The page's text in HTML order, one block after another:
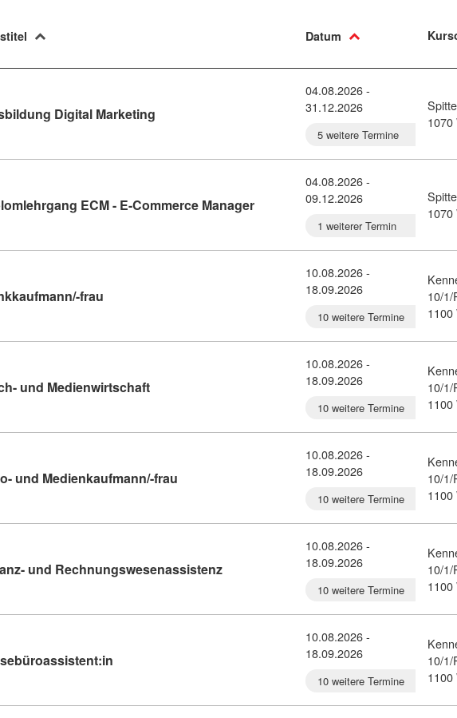
Datum
Digital Marketing Kursdetail: Ausbildung Digital Marketing (11441915)
04.08.2026 -
31.12.2026
5 weitere Termine
1070
ECM - E-Commerce ManagerKursdetail: Diplomlehrgang ECM -
04.08.2026 -
09.12.2026
1 weiterer Termin
1070
frau Kursdetail: Bankkaufmann/-frau (11152177)
10.08.2026 -
18.09.2026
10 weitere Termine
10/1/
1100
und MedienwirtschaftKursdetail: Buch- und Medienwirtschaft (11152003)
10.08.2026 -
18.09.2026
10 weitere Termine
10/1/
1100
und Medienkaufmann/-frau Kursdetail: Foto- und Medienkaufmann/-frau
10.08.2026 -
18.09.2026
10 weitere Termine
10/1/
1100
und RechnungswesenassistenzKursdetail: Finanz- und
10.08.2026 -
18.09.2026
10 weitere Termine
10/1/
1100
Kursdetail: Reisebüroassistent:in (7356154)
10.08.2026 -
18.09.2026
10 weitere Termine
10/1/
1100